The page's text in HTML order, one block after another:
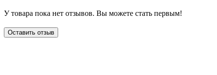
У товара пока нет отзывов. Вы можете стать первым!
Оставить отзыв